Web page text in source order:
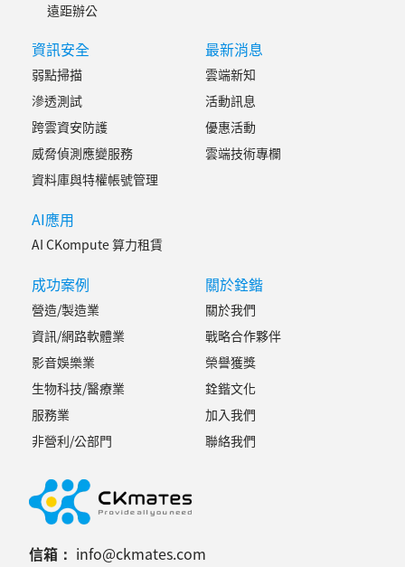
遠距辦公
資訊安全
弱點掃描
滲透測試
跨雲資安防護
威脅偵測應變服務
資料庫與特權帳號管理
最新消息
雲端新知
活動訊息
優惠活動
雲端技術專欄
AI應用
AI CKompute 算力租賃
成功案例
營造/製造業
資訊/網路軟體業
影音娛樂業
生物科技/醫療業
服務業
非營利/公部門
關於銓鍇
關於我們
戰略合作夥伴
榮譽獲獎
銓鍇文化
加入我們
聯絡我們
信箱： info@ckmates.com